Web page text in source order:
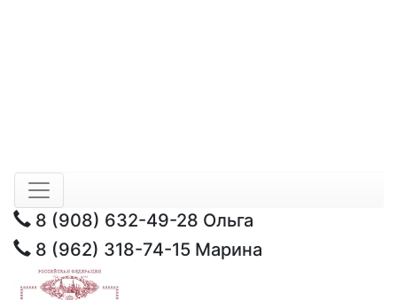
8 (908) 632-49-28 Ольга
8 (962) 318-74-15 Марина